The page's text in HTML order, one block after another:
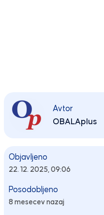
Avtor
OBALAplus
Objavljeno
22. 12. 2025, 09:06
Posodobljeno
8 mesecev nazaj